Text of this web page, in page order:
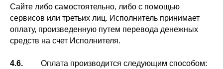
Сайте либо самостоятельно, либо с помощью
сервисов или третьих лиц. Исполнитель принимает
оплату, произведенную путем перевода денежных
средств на счет Исполнителя.
4.6. Оплата производится следующим способом: